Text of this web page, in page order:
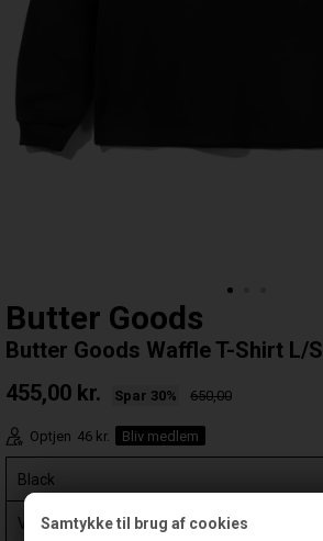
Samtykke til brug af cookies
Butter Goods
Butter Goods Waffle T-Shirt L/S
455,00 kr. Spar 30% 650,00
Optjen 46 kr. Bliv medlem